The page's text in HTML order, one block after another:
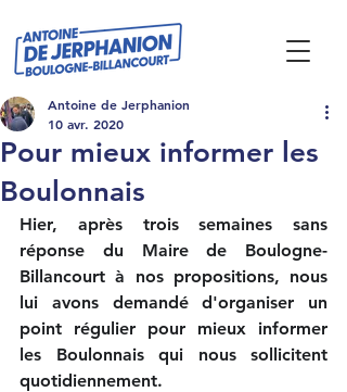
Pour mieux informer les
Boulonnais
Antoine de Jerphanion
10 avr. 2020
Hier, après trois semaines sans
réponse du Maire de Boulogne-
Billancourt à nos propositions, nous
lui avons demandé d'organiser un
point régulier pour mieux informer
les Boulonnais qui nous sollicitent
quotidiennement.